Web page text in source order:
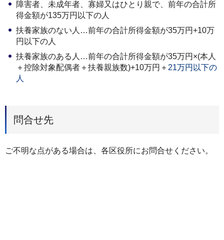
障害者、未成年者、寡婦又はひとり親で、前年の合計所
得金額が135万円以下の人
扶養家族のない人…前年の合計所得金額が35万円+10万
円以下の人
扶養家族のある人…前年の合計所得金額が35万円×(本人
＋控除対象配偶者＋扶養親族数)+10万円＋ 21万円以下の
人
問合せ先
ご不明な点がある場合は、各区役所にお問合せください。